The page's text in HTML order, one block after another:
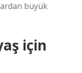
büyük
için